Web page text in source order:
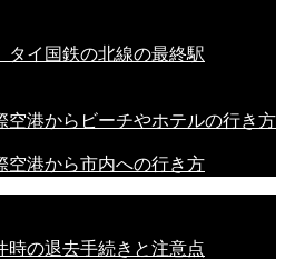
イ国鉄の北線の最終駅
空港からビーチやホテルの行き方
空港から市内への行き方
時の退去手続きと注意点